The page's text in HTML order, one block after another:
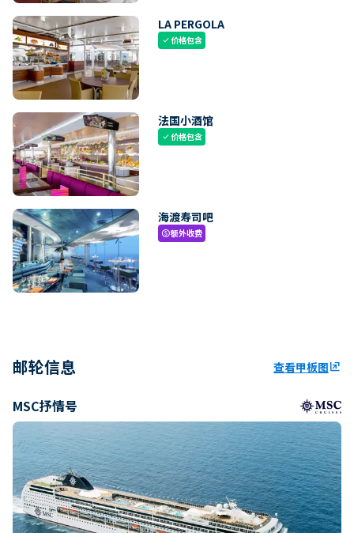
LA PERGOLA
check价格包含
法国小酒馆
check价格包含
海渡寿司吧
paid额外收费
邮轮信息 查看甲板图ungroup
MSC抒情号